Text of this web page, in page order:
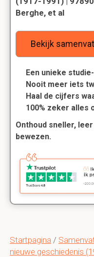
Startpagina /
nieuwe geschiedenis
Berghe, et al
Bekijk
Een unieke
Nooit meer iets
Haal de cijfers
100% zeker alles
Onthoud sneller,
bewezen.